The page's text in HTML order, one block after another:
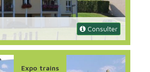
Consulter
Expo trains